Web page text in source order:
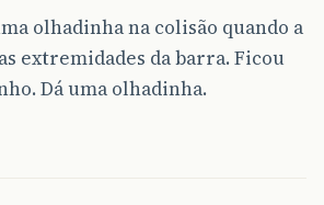
olhadinha na colisão quando a
extremidades da barra. Ficou
Dá uma olhadinha.